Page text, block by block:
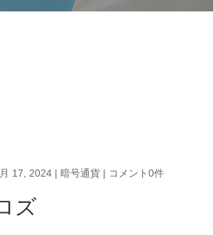
17, 2024| 暗号通貨| コメント0件
ズ